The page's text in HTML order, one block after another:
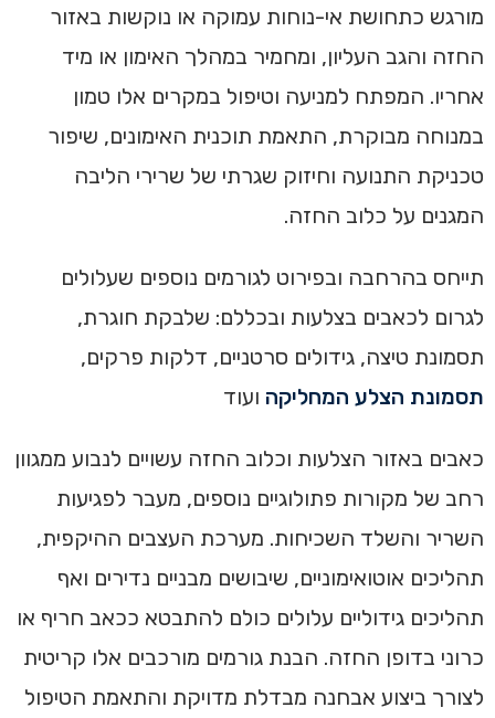
מורגש כתחושת אי-נוחות עמוקה או נוקשות באזור
החזה והגב העליון, ומחמיר במהלך האימון או מיד
אחריו. המפתח למניעה וטיפול במקרים אלו טמון
במנוחה מבוקרת, התאמת תוכנית האימונים, שיפור
טכניקת התנועה וחיזוק שגרתי של שרירי הליבה
המגנים על כלוב החזה.
תייחס בהרחבה ובפירוט לגורמים נוספים שעלולים
לגרום לכאבים בצלעות ובכללם: שלבקת חוגרת,
תסמונת טיצה, גידולים סרטניים, דלקות פרקים,
תסמונת הצלע המחליקה ועוד
כאבים באזור הצלעות וכלוב החזה עשויים לנבוע ממגוון
רחב של מקורות פתולוגיים נוספים, מעבר לפגיעות
השריר והשלד השכיחות. מערכת העצבים ההיקפית,
תהליכים אוטואימוניים, שיבושים מבניים נדירים ואף
תהליכים גידוליים עלולים כולם להתבטא ככאב חריף או
כרוני בדופן החזה. הבנת גורמים מורכבים אלו קריטית
לצורך ביצוע אבחנה מבדלת מדויקת והתאמת הטיפול